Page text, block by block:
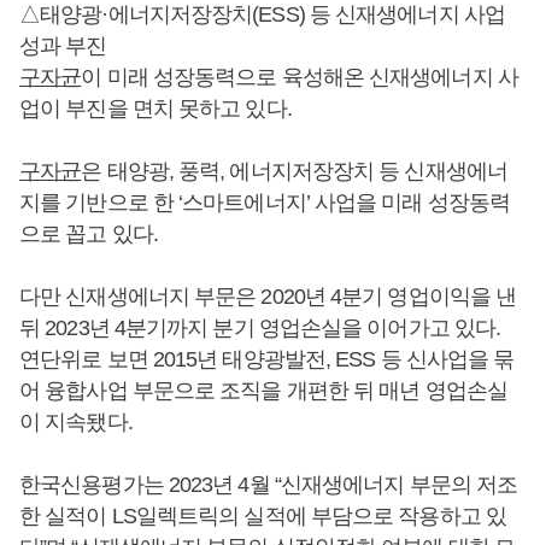
△태양광·에너지저장장치(ESS) 등 신재생에너지 사업
성과 부진
구자균이 미래 성장동력으로 육성해온 신재생에너지 사
업이 부진을 면치 못하고 있다.
구자균은 태양광, 풍력, 에너지저장장치 등 신재생에너
지를 기반으로 한 ‘스마트에너지’ 사업을 미래 성장동력
으로 꼽고 있다.
다만 신재생에너지 부문은 2020년 4분기 영업이익을 낸
뒤 2023년 4분기까지 분기 영업손실을 이어가고 있다.
연단위로 보면 2015년 태양광발전, ESS 등 신사업을 묶
어 융합사업 부문으로 조직을 개편한 뒤 매년 영업손실
이 지속됐다.
한국신용평가는 2023년 4월 “신재생에너지 부문의 저조
한 실적이 LS일렉트릭의 실적에 부담으로 작용하고 있